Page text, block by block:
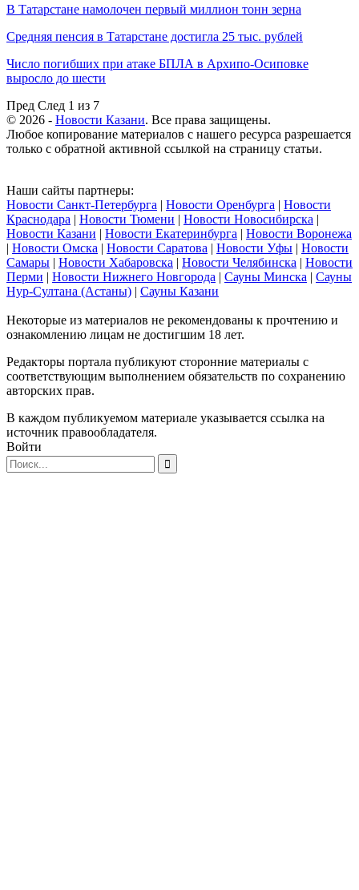
В Татарстане намолочен первый миллион тонн зерна
Средняя пенсия в Татарстане достигла 25 тыс. рублей
Число погибших при атаке БПЛА в Архипо-Осиповке
выросло до шести
Пред След 1 из 7
© 2026 - Новости Казани. Все права защищены.
Любое копирование материалов с нашего ресурса разрешается
только с обратной активной ссылкой на страницу статьи.
Наши сайты партнеры:
Новости Санкт-Петербурга | Новости Оренбурга | Новости
Краснодара | Новости Тюмени | Новости Новосибирска |
Новости Казани | Новости Екатеринбурга | Новости Воронежа
| Новости Омска | Новости Саратова | Новости Уфы | Новости
Самары | Новости Хабаровска | Новости Челябинска | Новости
Перми | Новости Нижнего Новгорода | Сауны Минска | Сауны
Нур-Султана (Астаны) | Сауны Казани
Некоторые из материалов не рекомендованы к прочтению и
ознакомлению лицам не достигшим 18 лет.
Редакторы портала публикуют сторонние материалы с
соответствующим выполнением обязательств по сохранению
авторских прав.
В каждом публикуемом материале указывается ссылка на
источник правообладателя.
Войти